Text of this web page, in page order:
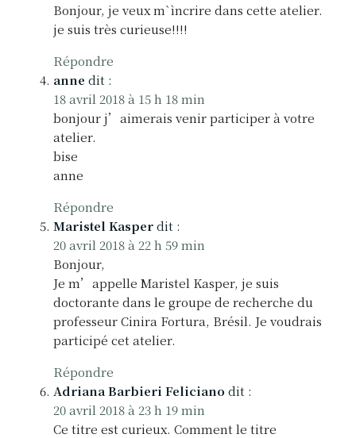
Bonjour, je veux m`ìncrire dans cette atelier.
je suis très curieuse!!!!
Répondre
anne dit :
18 avril 2018 à 15 h 18 min
bonjour j’aimerais venir participer à votre
atelier.
bise
anne
Répondre
Maristel Kasperdit :
20 avril 2018 à 22 h 59 min
Bonjour,
Je m’appelle Maristel Kasper, je suis
doctorante dans le groupe de recherche du
professeur Cinira Fortura, Brésil. Je voudrais
participé cet atelier.
Répondre
Adriana Barbieri Feliciano dit :
20 avril 2018 à 23 h 19 min
Ce titre est curieux. Comment le titre